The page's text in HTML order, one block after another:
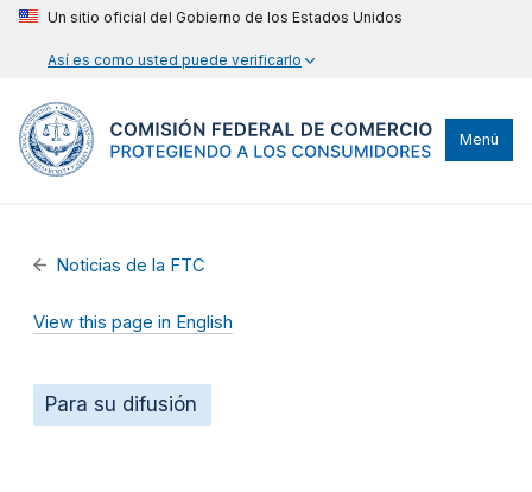
Un sitio oficial del Gobierno de los Estados Unidos
Así es como usted puede verificarlo
Menú
Noticias de la FTC
View this page in English
Para su difusión